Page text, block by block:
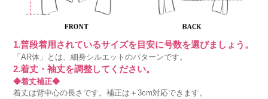
1.普段着用されているサイズを目安に号数を選びましょう。
「AR体」とは、細身シルエットのパターンです。
2.着丈・袖丈を調整してください。
◆着丈補正◆
着丈は背中心の長さです。補正は＋3cm対応できます。